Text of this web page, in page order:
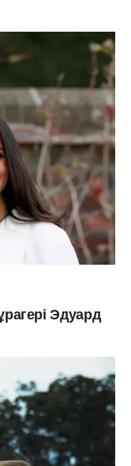
Эдуард